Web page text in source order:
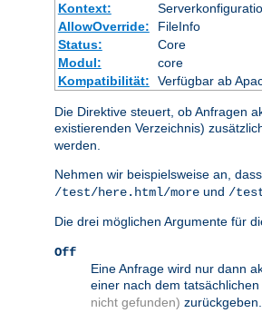
Kontext:
AllowOverride:
FileInfo
Status:
Core
Modul:
core
Kompatibilität:
Verfügbar ab
Die Direktive steuert, ob Anfragen
existierenden Verzeichnis)
werden.
Nehmen wir beispielsweise an, dass
/test/here.html/more und /
Die drei möglichen Argumente für
Off
Eine Anfrage wird nur dann
einer nach dem
nicht gefunden) zurückgeben.